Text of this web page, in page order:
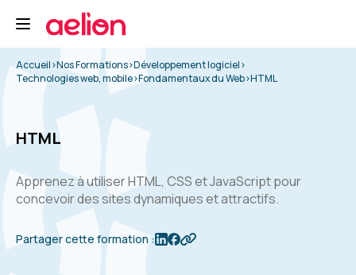
Accueil>Nos Formations>Développement logiciel>
Technologies web, mobile>Fondamentaux du Web>HTML
HTML
Apprenez à utiliser HTML, CSS et JavaScript pour
concevoir des sites dynamiques et attractifs.
Partager cette formation :